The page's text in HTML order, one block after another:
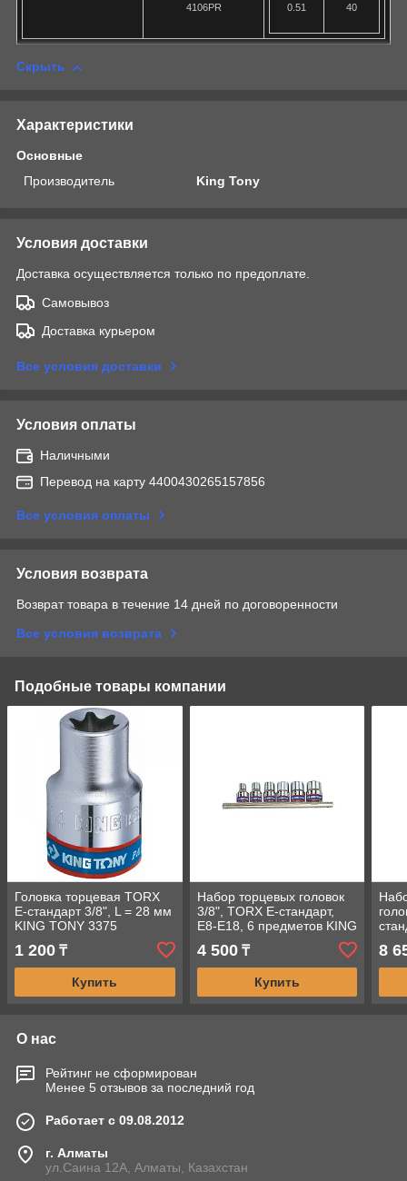
4106PR 0.51 40
Скрыть
Характеристики
Основные
Производитель
King Tony
Условия доставки
Доставка осуществляется только по предоплате.
Самовывоз
Доставка курьером
Все условия доставки
Условия оплаты
Наличными
Перевод на карту 4400430265157856
Все условия оплаты
Условия возврата
Возврат товара в течение 14 дней по договоренности
Все условия возврата
Подобные товары компании
Головка торцевая TORX
Е-стандарт 3/8", L = 28 мм
KING TONY 3375
1 200 ₸
Купить
Набор торцевых головок
3/8", TORX Е-стандарт,
Е8-Е18, 6 предметов KING
4 500₸
Купить
8
О нас
Рейтинг не сформирован
Менее 5 отзывов за последний год
Работает с 09.08.2012
г. Алматы
ул.Саина 12А, Алматы, Казахстан